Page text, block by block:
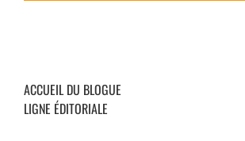
ACCUEIL DU BLOGUE
LIGNE ÉDITORIALE